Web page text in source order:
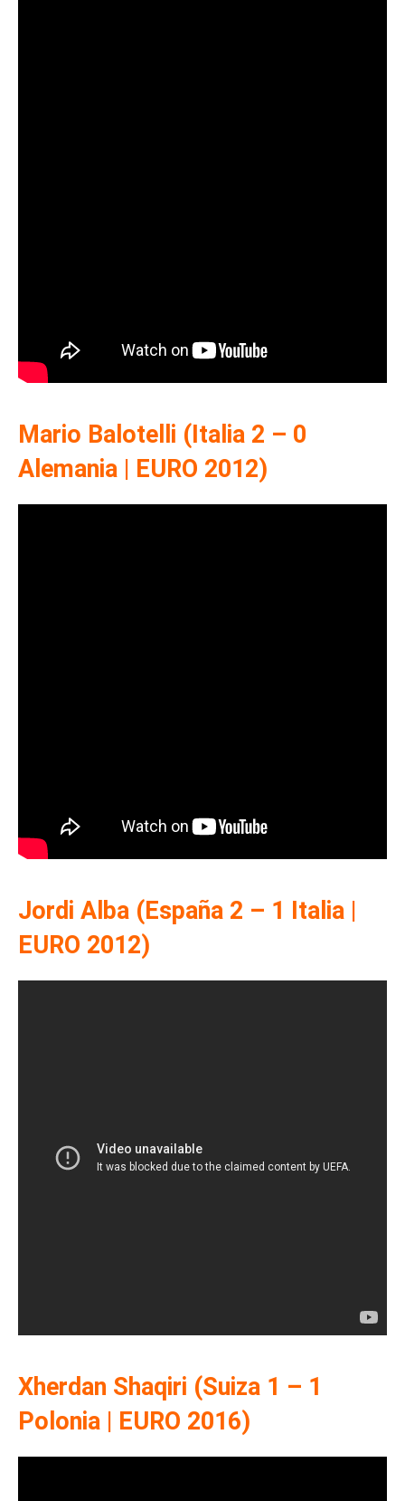
Mario Balotelli (Italia 2 – 0
Alemania | EURO 2012)
Jordi Alba (España 2 – 1 Italia |
EURO 2012)
Xherdan Shaqiri (Suiza 1 – 1
Polonia | EURO 2016)